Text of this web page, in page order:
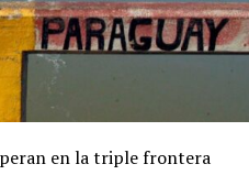
aeronave explotó y se
por el bosque. Cerca
cuatro unidades
para llegar hasta
en la triple frontera